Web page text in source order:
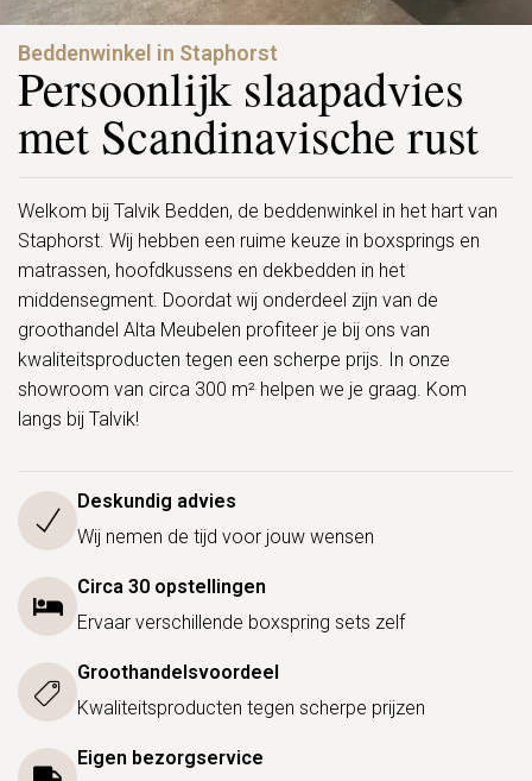
Beddenwinkel in Staphorst
Persoonlijk slaapadvies
met Scandinavische rust
Welkom bij Talvik Bedden, de beddenwinkel in het hart van
Staphorst. Wij hebben een ruime keuze in boxsprings en
matrassen, hoofdkussens en dekbedden in het
middensegment. Doordat wij onderdeel zijn van de
groothandel Alta Meubelen profiteer je bij ons van
kwaliteitsproducten tegen een scherpe prijs. In onze
showroom van circa 300 m² helpen we je graag. Kom
langs bij Talvik!
Deskundig advies
Wij nemen de tijd voor jouw wensen
Circa 30 opstellingen
Ervaar verschillende boxspring sets zelf
Groothandelsvoordeel
Kwaliteitsproducten tegen scherpe prijzen
Eigen bezorgservice